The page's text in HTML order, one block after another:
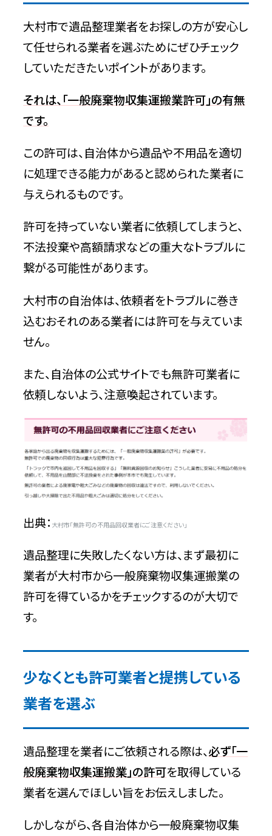
大村市で遺品整理業者をお探しの方が安心し
て任せられる業者を選ぶためにぜひチェック
していただきたいポイントがあります。
それは、「一般廃棄物収集運搬業許可」の有無
です。
この許可は、自治体から遺品や不用品を適切
に処理できる能力があると認められた業者に
与えられるものです。
許可を持っていない業者に依頼してしまうと、
不法投棄や高額請求などの重大なトラブルに
繋がる可能性があります。
大村市の自治体は、依頼者をトラブルに巻き
込むおそれのある業者には許可を与えていま
せん。
また、自治体の公式サイトでも無許可業者に
依頼しないよう、注意喚起されています。
出典： 大村市「無許可の不用品回収業者にご注意ください」
遺品整理に失敗したくない方は、まず最初に
業者が大村市から一般廃棄物収集運搬業の
許可を得ているかをチェックするのが大切で
す。
少なくとも許可業者と提携している
業者を選ぶ
遺品整理を業者にご依頼される際は、必ず「一
般廃棄物収集運搬業」の許可を取得している
業者を選んでほしい旨をお伝えしました。
しかしながら、各自治体から一般廃棄物収集